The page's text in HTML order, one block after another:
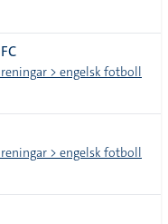
> engelsk fotboll
> engelsk fotboll